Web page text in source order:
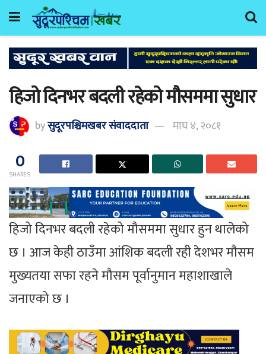
हिजो दिनभर बदली रहेको मौसममा सुधार
byसुदूरपश्चिमखबर संंवाददाता माघ ४, २०८१
0
SHARES
हिजो दिनभर बदली रहेको मौसममा सुधार हुन थालेको
छ । आज केही ठाउँमा आंशिक बदली रही देशभर मौसम
मुख्यतया सफा रहने मौसम पूर्वानुमान महाशाखाले
जनाएको छ ।